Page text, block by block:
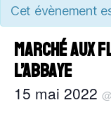
Cet évènement
Marché aux
l’Abbaye
15 mai 2022 @